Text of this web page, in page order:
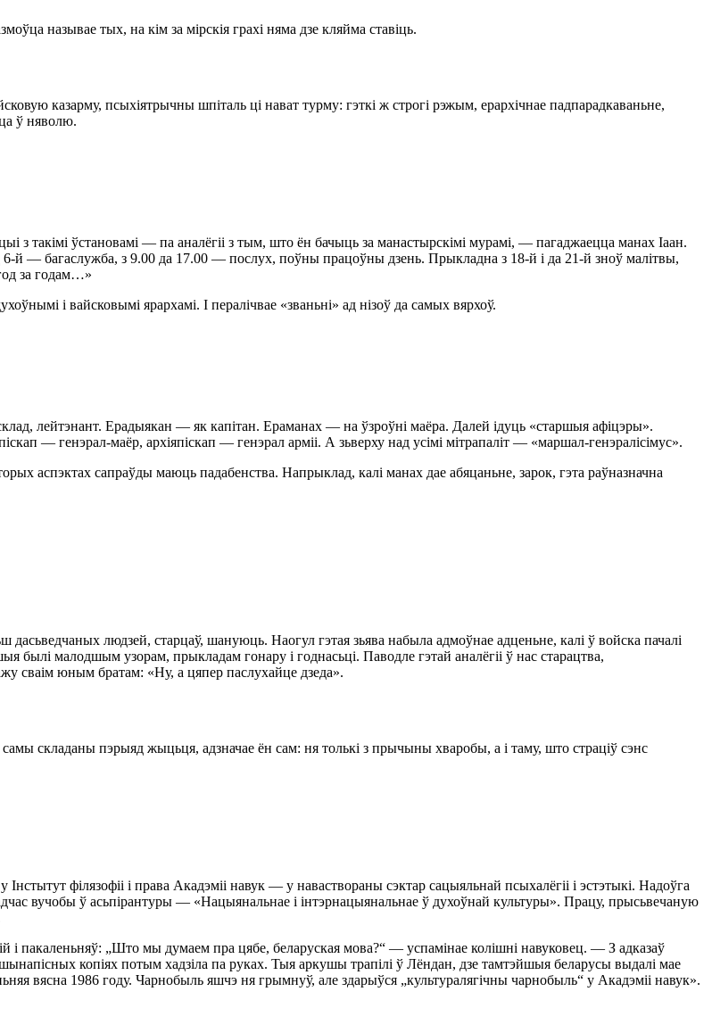
называе тых, на кім за мірскія грахі няма дзе кляйма ставіць.
казарму, псыхіятрычны шпіталь ці нават турму: гэткі ж строгі рэжым, ерархічнае падпарадкаваньне,
ў няволю.
з такімі ўстановамі — па аналёгіі з тым, што ён бачыць за манастырскімі мурамі, — пагаджаецца манах Іаан.
6-й — багаслужба, з 9.00 да 17.00 — послух, поўны працоўны дзень. Прыкладна з 18-й і да 21-й зноў малітвы,
за годам…»
і вайсковымі ярархамі. І пералічвае «званьні» ад нізоў да самых вярхоў.
лейтэнант. Ерадыякан — як капітан. Ераманах — на ўзроўні маёра. Далей ідуць «старшыя афіцэры».
— генэрал-маёр, архіяпіскап — генэрал арміі. А зьверху над усімі мітрапаліт — «маршал-генэралісімус».
аспэктах сапраўды маюць падабенства. Напрыклад, калі манах дае абяцаньне, зарок, гэта раўназначна
людзей, старцаў, шануюць. Наогул гэтая зьява набыла адмоўнае адценьне, калі ў войска пачалі
былі малодшым узорам, прыкладам гонару і годнасьці. Паводле гэтай аналёгіі ў нас старацтва,
сваім юным братам: «Ну, а цяпер паслухайце дзеда».
складаны пэрыяд жыцьця, адзначае ён сам: ня толькі з прычыны хваробы, а і таму, што страціў сэнс
філязофіі і права Акадэміі навук — у наваствораны сэктар сацыяльнай псыхалёгіі і эстэтыкі. Надоўга
вучобы ў асьпірантуры — «Нацыянальнае і інтэрнацыянальнае ў духоўнай культуры». Працу, прысьвечаную
і пакаленьняў: „Што мы думаем пра цябе, беларуская мова?“ — успамінае колішні навуковец. — З адказаў
копіях потым хадзіла па руках. Тыя аркушы трапілі ў Лёндан, дзе тамтэйшыя беларусы выдалі мае
вясна 1986 году. Чарнобыль яшчэ ня грымнуў, але здарыўся „культуралягічны чарнобыль“ у Акадэміі навук».